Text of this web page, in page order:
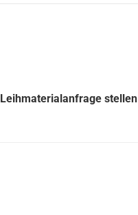
Leihmaterialanfrage stellen